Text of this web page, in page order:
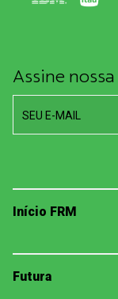
Assine
SEU E-MAIL
Início FRM
Futura